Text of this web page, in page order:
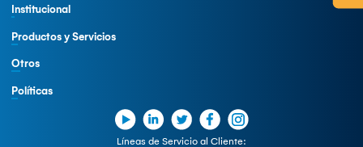
Institucional
Productos y Servicios
Otros
Políticas
Líneas de Servicio al Cliente: